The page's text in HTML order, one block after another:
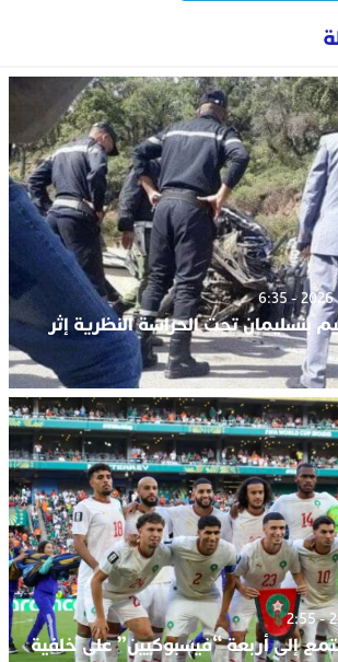
بنسليمان تحت الحراسة النظرية إثر
إلى أربعة “فيسبوكيين” على خلفية